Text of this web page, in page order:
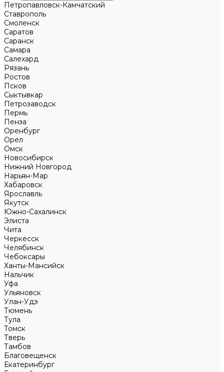
Петропавловск-Камчатский
Ставрополь
Смоленск
Саратов
Саранск
Самара
Салехард
Рязань
Ростов
Псков
Сыктывкар
Петрозаводск
Пермь
Пенза
Оренбург
Орел
Омск
Новосибирск
Нижний Новгород
Нарьян-Мар
Хабаровск
Ярославль
Якутск
Южно-Сахалинск
Элиста
Чита
Черкесск
Челябинск
Чебоксары
Ханты-Мансийск
Нальчик
Уфа
Ульяновск
Улан-Удэ
Тюмень
Тула
Томск
Тверь
Тамбов
Благовещенск
Екатеринбург